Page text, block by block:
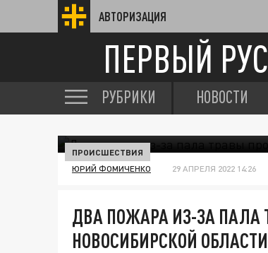
АВТОРИЗАЦИЯ
ПЕРВЫЙ
РУБРИКИ НОВОСТИ
ПРОИСШЕСТВИЯ
ЮРИЙ ФОМИЧЕНКО 29 АПРЕЛЯ 2022 14:26
ДВА ПОЖАРА ИЗ-ЗА
НОВОСИБИРСКОЙ ОБЛАСТИ